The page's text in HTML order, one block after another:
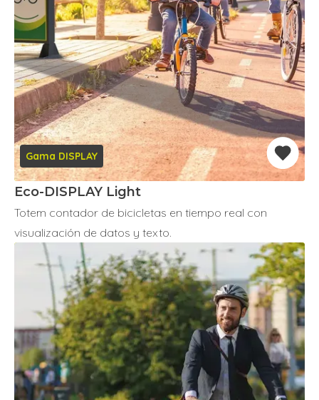
Gama DISPLAY
Eco-DISPLAY Light
Totem contador de bicicletas en tiempo real con
visualización de datos y texto.